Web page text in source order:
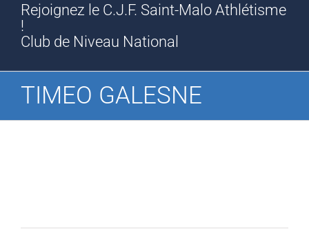
Rejoignez le C.J.F. Saint-Malo Athlétisme
!
Club de Niveau National
TIMEO GALESNE